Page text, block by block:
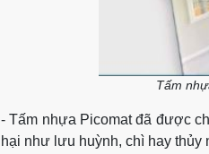
Tấm
-Tấm nhựa Picomat đã được
hại như lưu huỳnh, chì hay thủy